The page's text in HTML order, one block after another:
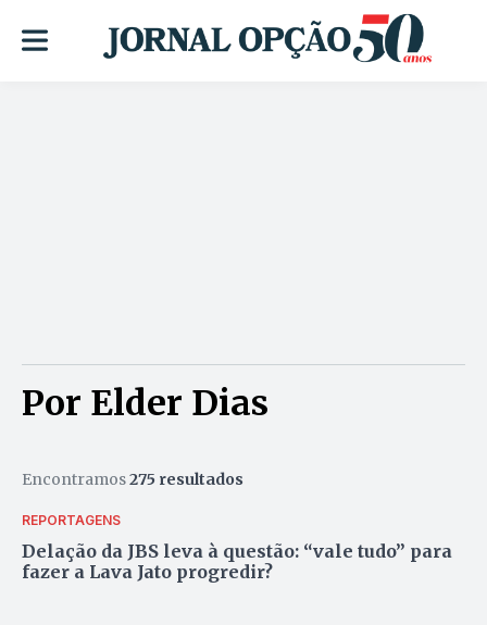
Por Elder Dias
Encontramos275 resultados
REPORTAGENS
Delação da JBS leva à questão: “vale tudo” para
fazer a Lava Jato progredir?